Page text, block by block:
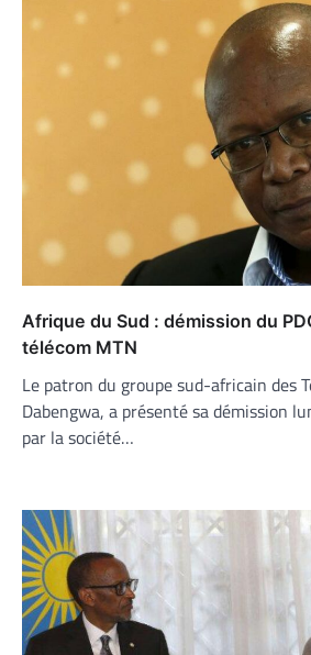
Afrique du Sud : démission du
télécom MTN
Le patron du groupe sud-africain des
Dabengwa, a présenté sa démission
par la société…